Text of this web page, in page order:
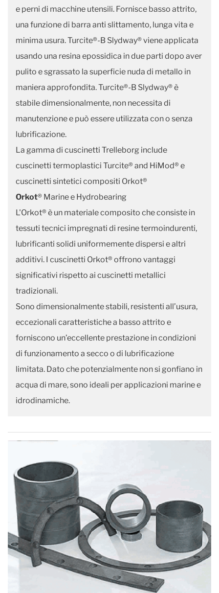
e perni di macchine utensili. Fornisce basso attrito,
una funzione di barra anti slittamento, lunga vita e
minima usura. Turcite®-B Slydway® viene applicata
usando una resina epossidica in due parti dopo aver
pulito e sgrassato la superficie nuda di metallo in
maniera approfondita. Turcite®-B Slydway® è
stabile dimensionalmente, non necessita di
manutenzione e può essere utilizzata con o senza
lubrificazione.
La gamma di cuscinetti Trelleborg include
cuscinetti termoplastici Turcite® and HiMod® e
cuscinetti sintetici compositi Orkot®
Orkot® Marine e Hydrobearing
L'Orkot® è un materiale composito che consiste in
tessuti tecnici impregnati di resine termoindurenti,
lubrificanti solidi uniformemente dispersi e altri
additivi. I cuscinetti Orkot® offrono vantaggi
significativi rispetto ai cuscinetti metallici
tradizionali.
Sono dimensionalmente stabili, resistenti all’usura,
eccezionali caratteristiche a basso attrito e
forniscono un’eccellente prestazione in condizioni
di funzionamento a secco o di lubrificazione
limitata. Dato che potenzialmente non si gonfiano in
acqua di mare, sono ideali per applicazioni marine e
idrodinamiche.